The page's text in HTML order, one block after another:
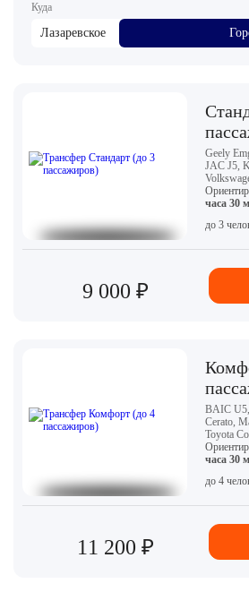
Куда
Лазаревское
Geely
JAC J5,
часа 30
до 3
9 000 ₽
BAIC
Cerato,
Toyota
часа 30
до 4
11 200 ₽